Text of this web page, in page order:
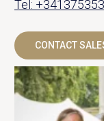
Tel:
CONTACT